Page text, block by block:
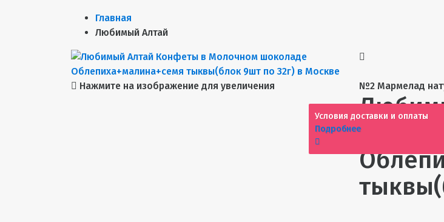
Главная
Любимый Алтай
Нажмите на изображение для увеличения №2 Мармелад
Условия доставки и оплаты
Подробнее